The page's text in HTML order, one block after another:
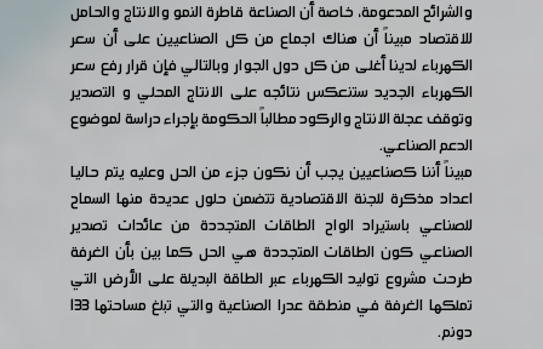
والشرائح المدعومة، خاصة أن الصناعة قاطرة النمو والانتاج والحامل
للاقتصاد مبيناً أن هناك اجماع من كل الصناعيين على أن سعر
الكهرباء لدينا أغلى من كل دول الجوار وبالتالي فإن قرار رفع سعر
الكهرباء الجديد ستنعكس نتائجه على الانتاج المحلي و التصدير
وتوقف عجلة الانتاج والركود مطالباً الحكومة بإجراء دراسة لموضوع
الدعم الصناعي.
مبيناً أننا كصناعيين يجب أن نكون جزء من الحل وعليه يتم حاليا
اعداد مذكرة للجنة الاقتصادية تتضمن حلول عديدة منها السماح
للصناعي باستيراد الواح الطاقات المتجددة من عائدات تصدير
الصناعي كون الطاقات المتجددة هي الحل كما بين بأن الغرفة
طرحت مشروع توليد الكهرباء عبر الطاقة البديلة على الأرض التي
تملكها الغرفة في منطقة عدرا الصناعية والتي تبلغ مساحتها 133
دونم.